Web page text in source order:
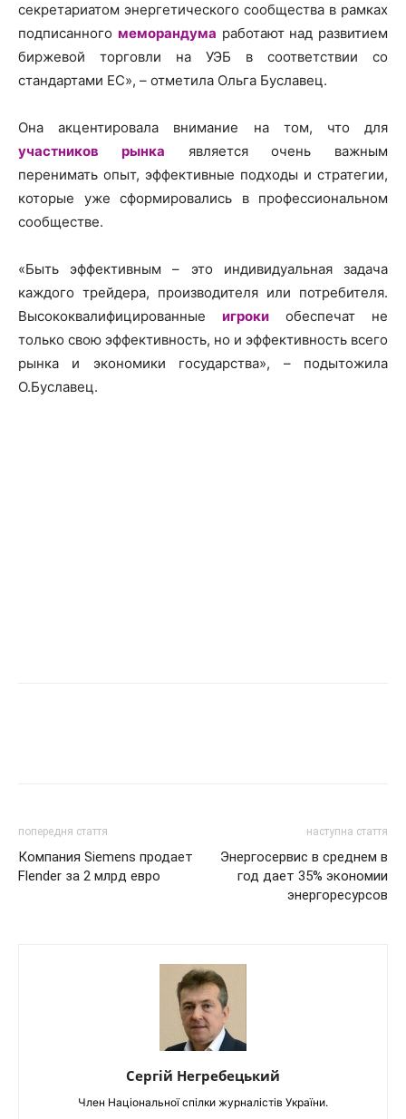
секретариатом энергетического сообщества в рамках
подписанного меморандума работают над развитием
биржевой торговли на УЭБ в соответствии со
стандартами ЕС», – отметила Ольга Буславец.
Она акцентировала внимание на том, что для
участников рынка является очень важным
перенимать опыт, эффективные подходы и стратегии,
которые уже сформировались в профессиональном
сообществе.
«Быть эффективным – это индивидуальная задача
каждого трейдера, производителя или потребителя.
Высококвалифицированные игроки обеспечат не
только свою эффективность, но и эффективность всего
рынка и экономики государства», – подытожила
О.Буславец.
попередня стаття
Компания Siemens продает
Flender за 2 млрд евро
наступна стаття
Энергосервис в среднем в
год дает 35% экономии
энергоресурсов
Сергій Негребецький
Член Національної спілки журналістів України.